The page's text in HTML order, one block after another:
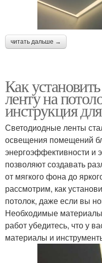
читать дальше →
Как
ленту на
инструкция
Светодиодные ленты
освещения помещений
энергоэффективности и
позволяют создавать
от мягкого фона до
рассмотрим, как
потолок, даже если вы
Необходимые
работ убедитесь, что у
материалы и